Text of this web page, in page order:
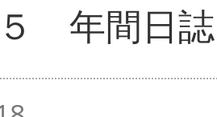
５ 年間日誌